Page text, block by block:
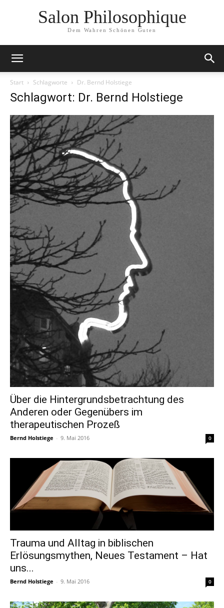
Salon Philosophique
Dem Wahren Schönen Guten
Start Schlagworte Dr. Bernd Holstiege
Schlagwort: Dr. Bernd Holstiege
Über die Hintergrundsbetrachtung des
Anderen oder Gegenübers im
therapeutischen Prozeß
Bernd Holstiege - 9. Mai 2016 0
Trauma und Alltag in biblischen
Erlösungsmythen, Neues Testament – Hat
uns...
Bernd Holstiege - 9. Mai 2016 0